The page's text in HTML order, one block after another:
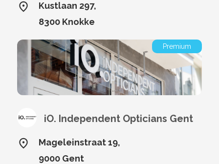
Kustlaan 297,
8300 Knokke
Premium
iO. Independent Opticians Gent
Mageleinstraat 19,
9000 Gent